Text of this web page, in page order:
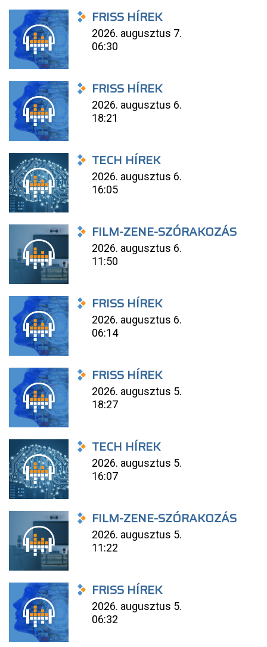
FRISS HÍREK
2026. augusztus 7.
06:30
FRISS HÍREK
2026. augusztus 6.
18:21
TECH HÍREK
2026. augusztus 6.
16:05
FILM-ZENE-SZÓRAKOZÁS
2026. augusztus 6.
11:50
FRISS HÍREK
2026. augusztus 6.
06:14
FRISS HÍREK
2026. augusztus 5.
18:27
TECH HÍREK
2026. augusztus 5.
16:07
FILM-ZENE-SZÓRAKOZÁS
2026. augusztus 5.
11:22
FRISS HÍREK
2026. augusztus 5.
06:32